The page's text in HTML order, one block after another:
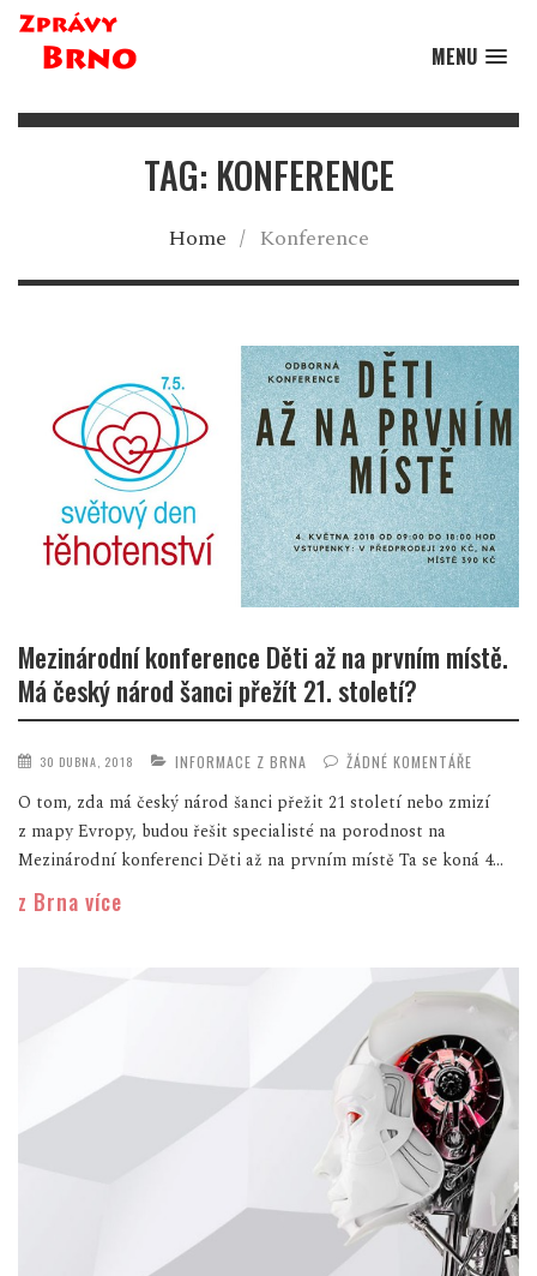
MENU
TAG: KONFERENCE
Home / Konference
Mezinárodní konference Děti až na prvním místě.
Má český národ šanci přežít 21. století?
30 DUBNA, 2018 INFORMACE Z BRNA ŽÁDNÉ KOMENTÁŘE
O tom, zda má český národ šanci přežit 21 století nebo zmizí
z mapy Evropy, budou řešit specialisté na porodnost na
Mezinárodní konferenci Děti až na prvním místě Ta se koná 4...
z Brna více